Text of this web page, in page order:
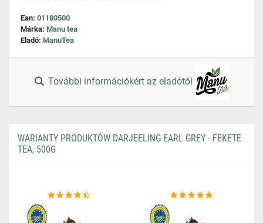
Ean: 01180500
Márka: Manu tea
Eladó: ManuTea
További információkért az eladótól
WARIANTY PRODUKTÓW DARJEELING EARL GREY - FEKETE
TEA, 500G